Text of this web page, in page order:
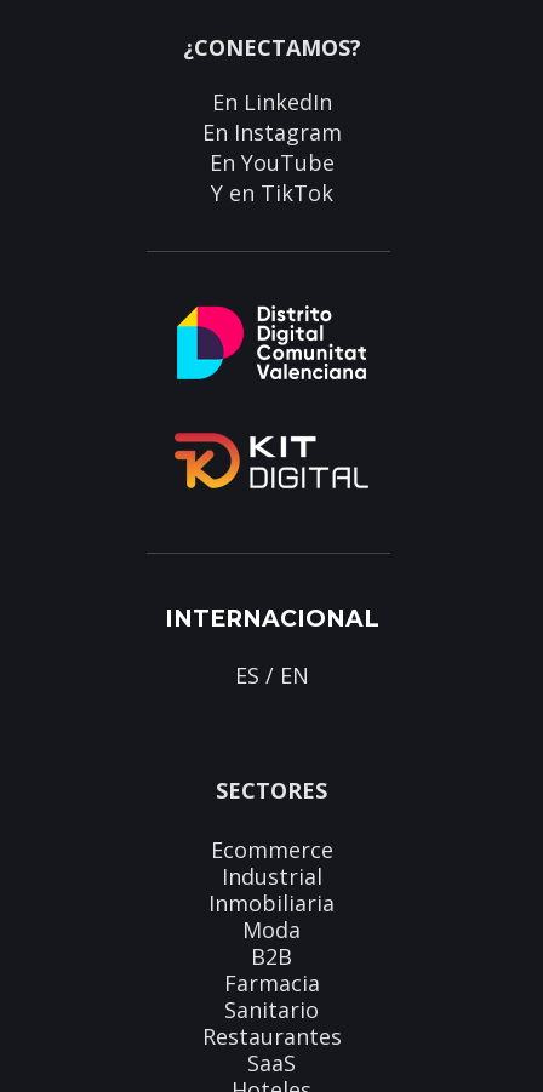
¿CONECTAMOS?
En LinkedIn
En Instagram
En YouTube
Y en TikTok
INTERNACIONAL
ES / EN
SECTORES
Ecommerce
Industrial
Inmobiliaria
Moda
B2B
Farmacia
Sanitario
Restaurantes
SaaS